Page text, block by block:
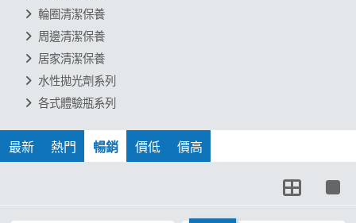
輪圈清潔保養
周邊清潔保養
居家清潔保養
水性拋光劑系列
各式體驗瓶系列
最新 熱門 暢銷 價低 價高